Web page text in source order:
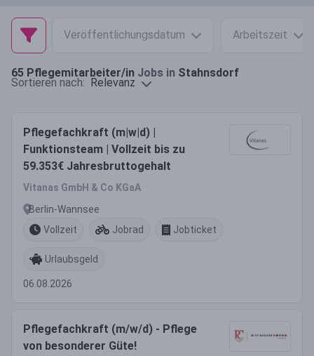
Veröffentlichungsdatum Arbeitszeit
65 Pflegemitarbeiter/in Jobs in Stahnsdorf
Sortieren nach: Relevanz
Pflegefachkraft (m|w|d) |
Funktionsteam | Vollzeit bis zu
59.353€ Jahresbruttogehalt
Vitanas GmbH & Co KGaA
Berlin-Wannsee
Vollzeit
Jobrad Jobticket
Urlaubsgeld
06.08.2026
Pflegefachkraft (m/w/d) - Pflege
von besonderer Güte!